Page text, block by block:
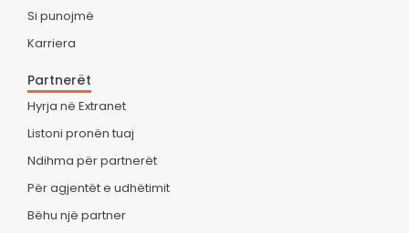
Si punojmë
Karriera
Partnerët
Hyrja në Extranet
Listoni pronën tuaj
Ndihma për partnerët
Për agjentët e udhëtimit
Bëhu një partner